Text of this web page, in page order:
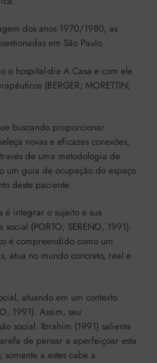
dos anos 1970/1980, as
em São Paulo.
o hospital-dia A Casa e com ele
(BERGER; MORETTIN;
buscando proporcionar
novas e eficazes conexões,
de uma metodologia de
um guia de ocupação do espaço
deste paciente.
é integrar o sujeito e sua
(PORTO; SERENO, 1991).
é compreendido como um
atua no mundo concreto, real e
atuando em um contexto
1991). Assim, seu
social. Ibrahim (1991) salienta
de pensar e aperfeiçoar esta
a estes cabe a